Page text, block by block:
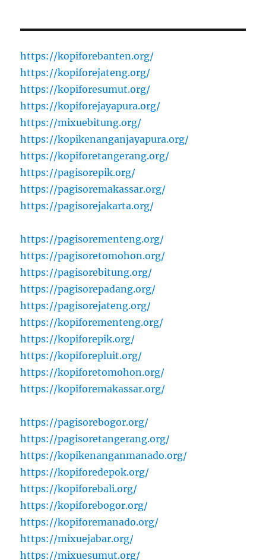
https://kopiforebanten.org/
https://kopiforejateng.org/
https://kopiforesumut.org/
https://kopiforejayapura.org/
https://mixuebitung.org/
https://kopikenanganjayapura.org/
https://kopiforetangerang.org/
https://pagisorepik.org/
https://pagisoremakassar.org/
https://pagisorejakarta.org/
https://pagisorementeng.org/
https://pagisoretomohon.org/
https://pagisorebitung.org/
https://pagisorepadang.org/
https://pagisorejateng.org/
https://kopiforementeng.org/
https://kopiforepik.org/
https://kopiforepluit.org/
https://kopiforetomohon.org/
https://kopiforemakassar.org/
https://pagisorebogor.org/
https://pagisoretangerang.org/
https://kopikenanganmanado.org/
https://kopiforedepok.org/
https://kopiforebali.org/
https://kopiforebogor.org/
https://kopiforemanado.org/
https://mixuejabar.org/
https://mixuesumut.org/